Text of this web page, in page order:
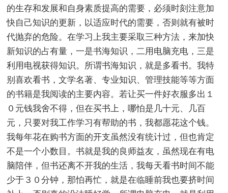
的生存和发展和自身素质提高的需要，必须时刻注意加
快自己知识的更新，以适应时代的需要，否则就有被时
代抛弃的危险。在学习上我主要采取三种方法，来加快
新知识的占有量，一是书海知识，二用电脑充电，三是
利用电视获得知识。所谓书海知识，就是多看书。我特
别喜欢看书，文学名著、专业知识、管理技能等等方面
的书籍是我阅读的主要内容。若让买一件好衣服多出１
０元钱我舍不得，但在买书上，哪怕是几十元、几百
元，只要对我工作学习有帮助的书，我都愿花这个钱。
我每年花在购书方面的开支虽然没有统计过，但也肯定
不是一个小数目。书就是我的良师益友，虽然现在有电
脑陪伴，但书还离不开我的生活，我每天看书时间不能
少于３０分钟，那怕再忙，就是在临睡前我也要挤时间